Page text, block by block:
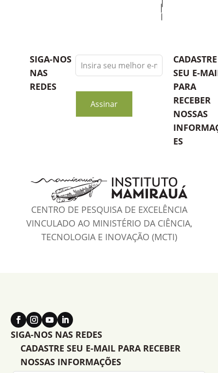
SIGA-NOS
NAS
REDES
Leave
this
blank
Assinar
CADASTRE
SEU E-
PARA
RECEBER
NOSSAS
ES
CENTRO DE PESQUISA DE EXCELÊNCIA
VINCULADO AO MINISTÉRIO DA CIÊNCIA,
TECNOLOGIA E INOVAÇÃO (MCTI)
SIGA-NOS NAS REDES
CADASTRE SEU E-MAIL PARA RECEBER
NOSSAS INFORMAÇÕES